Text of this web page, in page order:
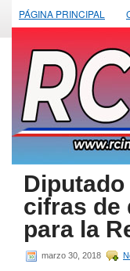
PÁGINA PRINCIPAL
cifras de
para la
marzo 30, 2018